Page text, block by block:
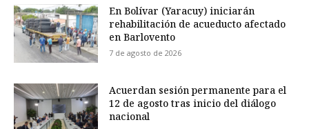
En Bolívar (Yaracuy) iniciarán
rehabilitación de acueducto afectado
en Barlovento
7 de agosto de 2026
Acuerdan sesión permanente para el
12 de agosto tras inicio del diálogo
nacional